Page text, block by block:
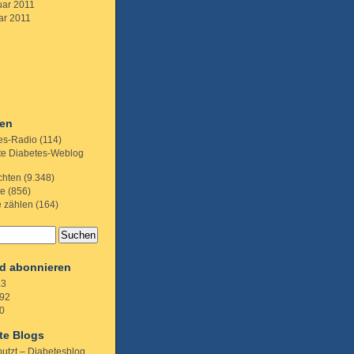
2011
2011
Radio (114)
Diabetes-Weblog
(9.348)
(856)
zählen (164)
abonnieren
Blogs
– Diabetesblog